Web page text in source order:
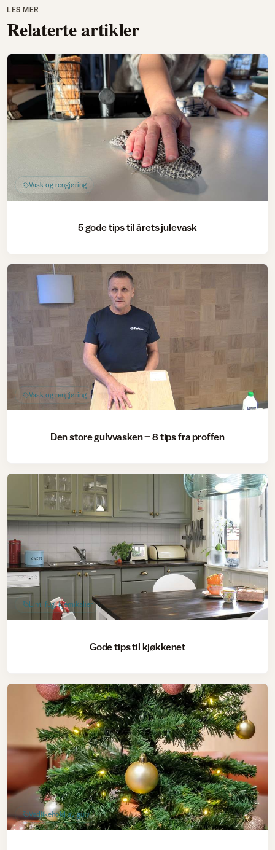
LES MER
Relaterte artikler
Vask og rengjøring
5 gode tips til årets julevask
Vask og rengjøring
Den store gulvvasken – 8 tips fra proffen
Lim, fug, kjemikalier
Gode tips til kjøkkenet
Vedlikehold av gulv